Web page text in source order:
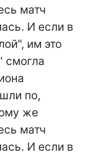
матч
И если в
им это
смогла
по,
же
матч
И если в